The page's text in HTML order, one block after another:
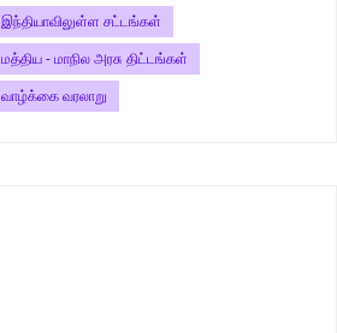
இந்தியாவிலுள்ள சட்டங்கள்
மத்திய - மாநில அரசு திட்டங்கள்
வாழ்க்கை வரலாறு